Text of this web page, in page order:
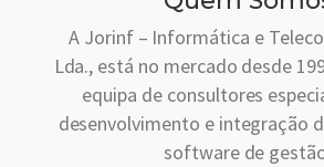
A Jorinf – Informática e
Lda., está no mercado desde
equipa de consultores
desenvolvimento e integração
software de